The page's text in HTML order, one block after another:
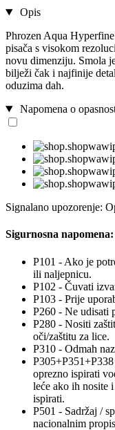
Opis
Phrozen Aqua
pisača s visokom
novu dimenziju. Smola
bilježi čak i najfinije
oduzima dah.
Napomena o
Signalano upozorenje:
Sigurnosna napomena:
P101 - Ako je
ili naljepnicu.
P102 - Čuvati
P103 - Prije
P260 - Ne udisati
P280 - Nositi
oči/zaštitu za lice.
P310 - Odmah
oprezno ispirati
leće ako ih nosite
ispirati.
P501 - Sadržaj /
nacionalnim